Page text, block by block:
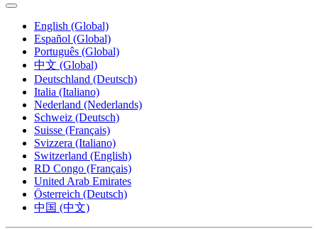
English (Global)
Español (Global)
Português (Global)
中文 (Global)
Deutschland (Deutsch)
Italia (Italiano)
Nederland (Nederlands)
Schweiz (Deutsch)
Suisse (Français)
Svizzera (Italiano)
Switzerland (English)
RD Congo (Français)
United Arab Emirates
Österreich (Deutsch)
中国 (中文)